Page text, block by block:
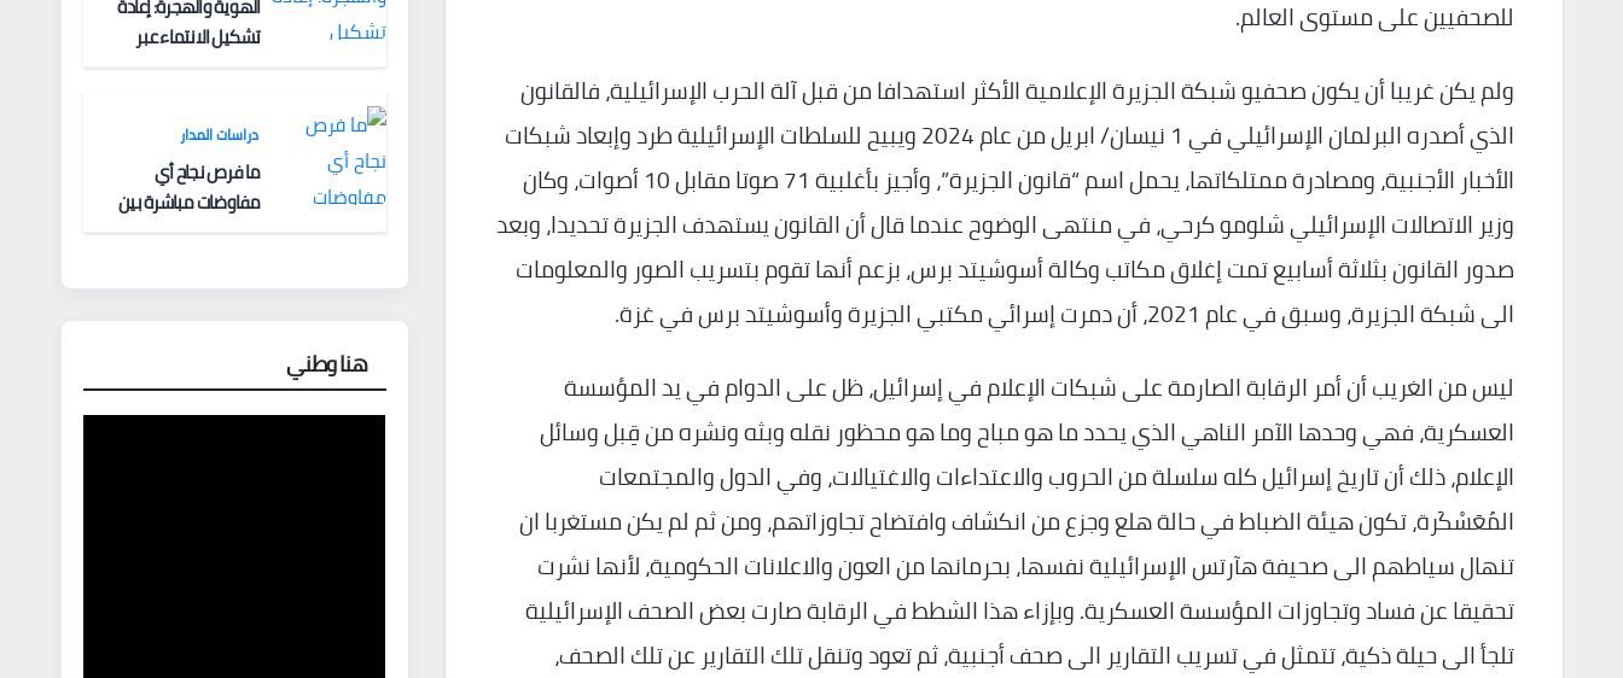
للصحفيين على مستوى العالم.
ولم يكن غريبا أن يكون صحفيو شبكة الجزيرة الإعلامية الأكثر استهدافا من قبل آلة الحرب الإسرائيلية، فالقانون
الذي أصدره البرلمان الإسرائيلي في 1 نيسان/ ابريل من عام 2024 ويبيح للسلطات الإسرائيلية طرد وإبعاد شبكات
الأخبار الأجنبية، ومصادرة ممتلكاتها، يحمل اسم “قانون الجزيرة”، وأجيز بأغلبية 71 صوتا مقابل 10 أصوات، وكان
وزير الاتصالات الإسرائيلي شلومو كرحي، في منتهى الوضوح عندما قال أن القانون يستهدف الجزيرة تحديدا، وبعد
صدور القانون بثلاثة أسابيع تمت إغلاق مكاتب وكالة أسوشيتد برس، بزعم أنها تقوم بتسريب الصور والمعلومات
الى شبكة الجزيرة، وسبق في عام 2021، أن دمرت إسرائي مكتبي الجزيرة وأسوشيتد برس في غزة.
ليس من الغريب أن أمر الرقابة الصارمة على شبكات الإعلام في إسرائيل، ظل على الدوام في يد المؤسسة
العسكرية، فهي وحدها الآمر الناهي الذي يحدد ما هو مباح وما هو محظور نقله وبثه ونشره من قِبل وسائل
الإعلام، ذلك أن تاريخ إسرائيل كله سلسلة من الحروب والاعتداءات والاغتيالات، وفي الدول والمجتمعات
المُعَسْكَرة، تكون هيئة الضباط في حالة هلع وجزع من انكشاف وافتضاح تجاوزاتهم، ومن ثم لم يكن مستغربا ان
تنهال سياطهم الى صحيفة هآرتس الإسرائيلية نفسها، بحرمانها من العون والاعلانات الحكومية، لأنها نشرت
تحقيقا عن فساد وتجاوزات المؤسسة العسكرية. وبإزاء هذا الشطط في الرقابة صارت بعض الصحف الإسرائيلية
تلجأ الى حيلة ذكية، تتمثل في تسريب التقارير الى صحف أجنبية، ثم تعود وتنقل تلك التقارير عن تلك الصحف،
تشكيل الانتماء عبر
دراسات المدار
ما فرص نجاح أي
مفاوضات مباشرة بين
هنا وطني